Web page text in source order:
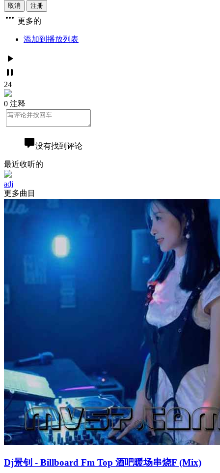
取消 注册
更多的
添加到播放列表
24
0 注释
没有找到评论
最近收听的
adj
更多曲目
Dj景钊 - Billboard Fm Top 酒吧暖场串烧F (Mix)